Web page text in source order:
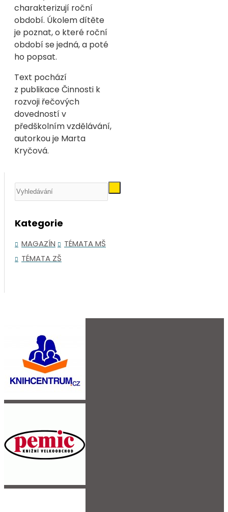
charakterizují roční
období. Úkolem dítěte
je poznat, o které roční
období se jedná, a poté
ho popsat.
Text pochází
z publikace Činnosti k
rozvoji řečových
dovedností v
předškolním vzdělávání,
autorkou je Marta
Kryčová.
Kategorie
MAGAZÍN
TÉMATA MŠ
TÉMATA ZŠ